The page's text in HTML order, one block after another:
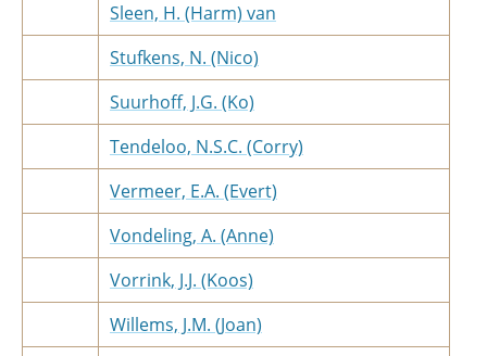
Sleen, H. (Harm) van
Stufkens, N. (Nico)
Suurhoff, J.G. (Ko)
Tendeloo, N.S.C. (Corry)
Vermeer, E.A. (Evert)
Vondeling, A. (Anne)
Vorrink, J.J. (Koos)
Willems, J.M. (Joan)